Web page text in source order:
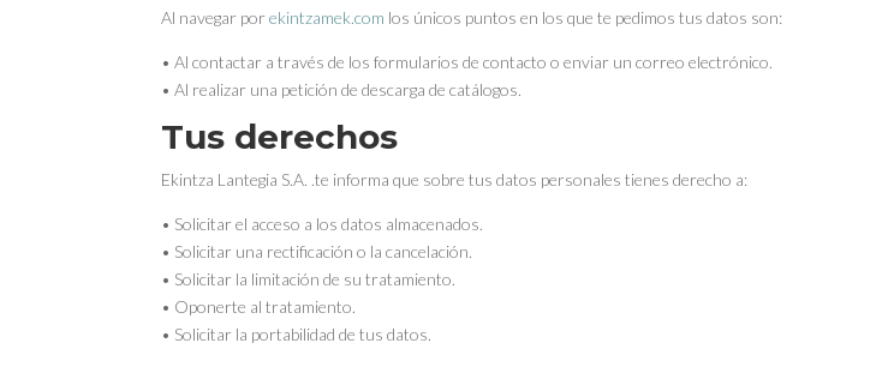
Al navegar porekintzamek.com los únicos puntos en los que te pedimos tus datos son:
• Al contactar a través de los formularios de contacto o enviar un correo electrónico.
• Al realizar una petición de descarga de catálogos.
Tus derechos
Ekintza Lantegia S.A. .te informa que sobre tus datos personales tienes derecho a:
• Solicitar el acceso a los datos almacenados.
• Solicitar una rectificación o la cancelación.
• Solicitar la limitación de su tratamiento.
• Oponerte al tratamiento.
• Solicitar la portabilidad de tus datos.